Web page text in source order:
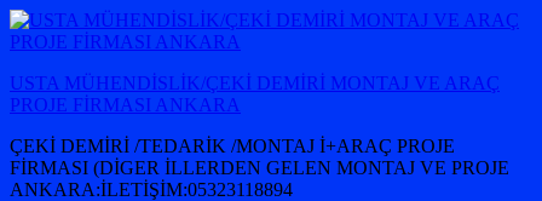
İçeriğe
atla
USTA MÜHENDİSLİK/ÇEKİ DEMİRİ MONTAJ VE ARAÇ
PROJE FİRMASI ANKARA
ÇEKİ DEMİRİ /TEDARİK /MONTAJ İ+ARAÇ PROJE
FİRMASI (DİGER İLLERDEN GELEN MONTAJ VE PROJE
ANKARA:İLETİŞİM:05323118894